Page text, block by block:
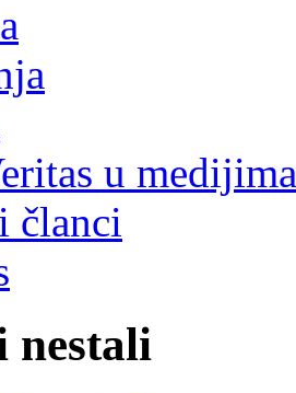
u medijima
članci
nestali